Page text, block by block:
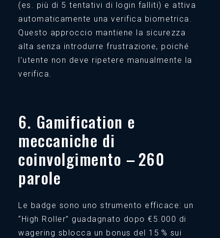
(es. più di 5 tentativi di login falliti) e attiva
automaticamente una verifica biometrica.
Questo approccio mantiene la sicurezza
alta senza introdurre frustrazione, poiché
l’utente non deve ripetere manualmente la
verifica.
6. Gamification e
meccaniche di
coinvolgimento – 260
parole
Le badge sono uno strumento efficace: un
“High Roller” guadagnato dopo €5.000 di
wagering sblocca un bonus del 15 % sui